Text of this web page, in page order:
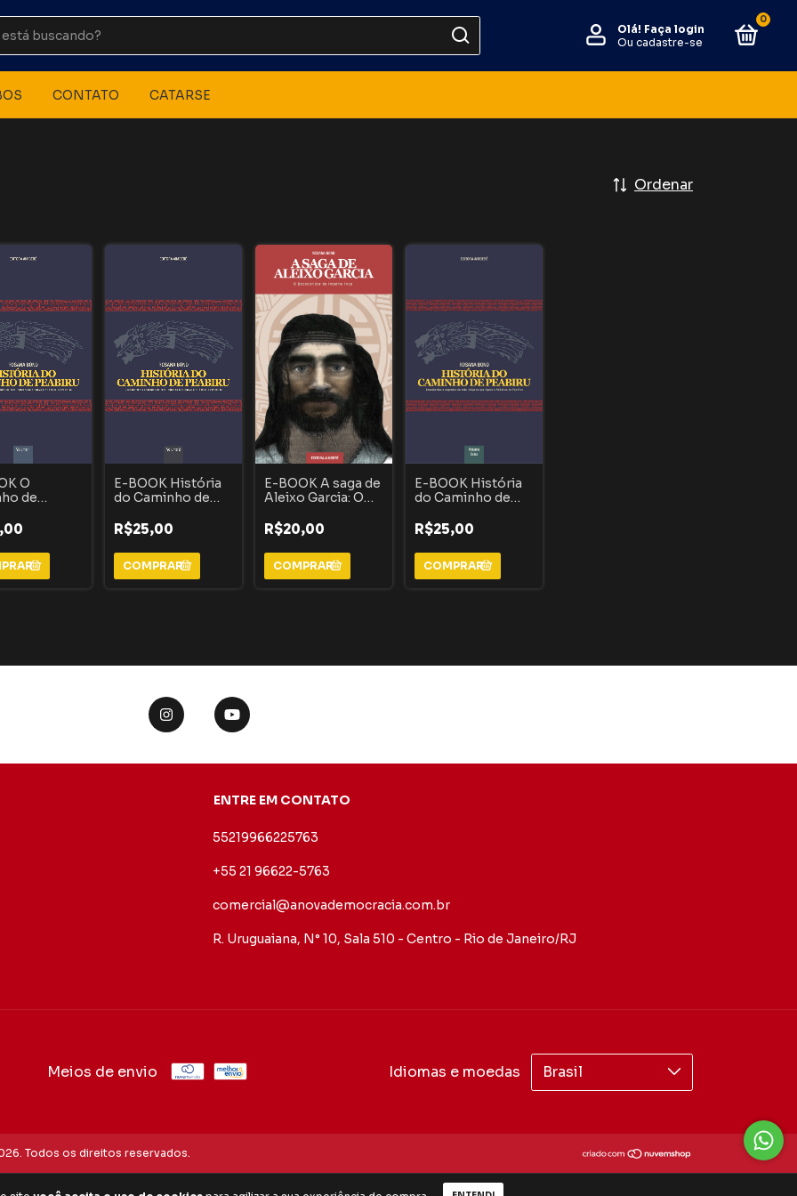
Olá! Faça login
Ou cadastre-se
0
CONTATO CATARSE
Ordenar
O
de
e
da rota
que ligava
ao
- VOLUME
E-BOOK História
do Caminho de
Descobertas e
segredos da rota
indígena que ligava
o Atlântico ao
Pacífico - VOLUME
R$25,00
E-BOOK A saga de
Aleixo Garcia: O
Império Inca
R$20,00
E-BOOK História
do Caminho de
“desprezado” e
pouco estudado
ramal litorâneo -
VOLUME EXTRA
R$25,00
ENTRE EM CONTATO
55219966225763
+55 21 96622-5763
comercial@anovademocracia.com.br
R. Uruguaiana, N° 10, Sala 510 - Centro - Rio de Janeiro/RJ
Meios de envio
Idiomas e moedas
Todos os direitos reservados.